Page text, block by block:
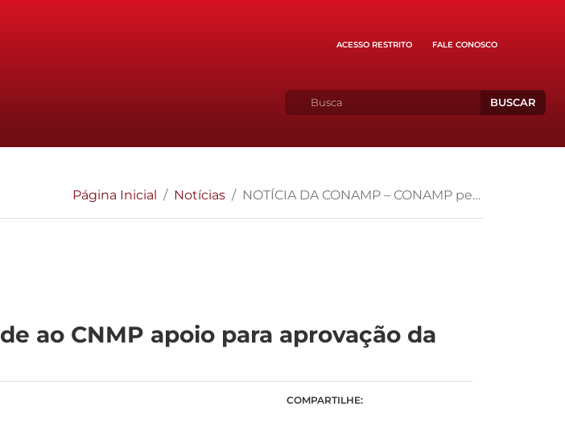
ACESSO RESTRITO FALE CONOSCO
BUSCAR
Página Inicial Notícias NOTÍCIA DA CONAMP – CONAMP pede ao CNMP apoio para aprovação da PEC 63/2013
ao CNMP apoio para aprovação da
COMPARTILHE: